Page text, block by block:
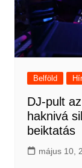
Belföld
DJ-pult
haknivá
beiktatás
május 10,